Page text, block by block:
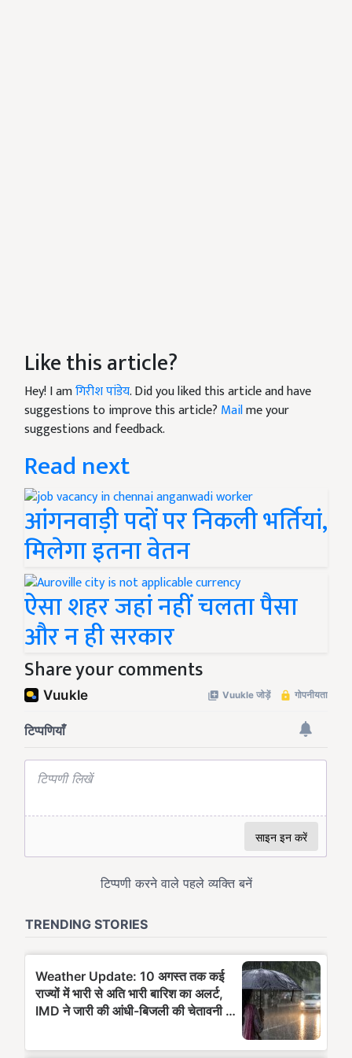
Like this article?
Hey! I amगिरीश पांडेय. Did you liked this article and have
suggestions to improve this article? Mailme your
suggestions and feedback.
Read next
आंगनवाड़ी पदों पर निकली भर्तियां,
मिलेगा इतना वेतन
ऐसा शहर जहां नहीं चलता पैसा
और न ही सरकार
Share your comments